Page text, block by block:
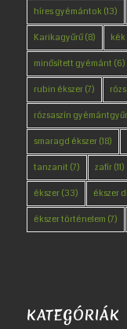
híres gyémántok(13)
Karikagyűrű(8)
minősített gyémánt (6)
rubin ékszer(7)
rózsaszín
smaragd ékszer(18)
tanzanit (7) zafír(11)
ékszer(33) ékszer
ékszer történelem (7)
KATEGÓRIÁK